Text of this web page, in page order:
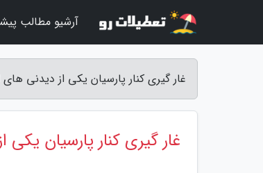
غار گیری کنار پارسیان یکی از دیدنی
غار گیری کنار پارسیان
آرشیو مطالب